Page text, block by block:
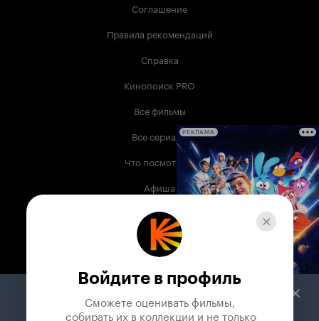
Соглашение
Правила рекомендаций
Справка
Кинопоиск PRO
Все фильмы
Все сериалы
Что посмотреть
Афиша
Музыка
Телепрограмма
Служба поддержки
РЕКЛАМА
Войдите в профиль
Сможете оценивать фильмы,
собирать их в коллекции и не только